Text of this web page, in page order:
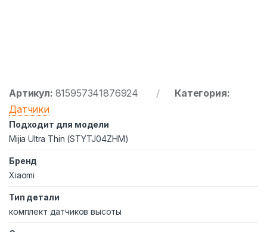
Артикул: 815957341876924
Категория:
Датчики
Подходит для модели
Mijia Ultra Thin (STYTJ04ZHM)
Бренд
Xiaomi
Тип детали
комплект датчиков высоты